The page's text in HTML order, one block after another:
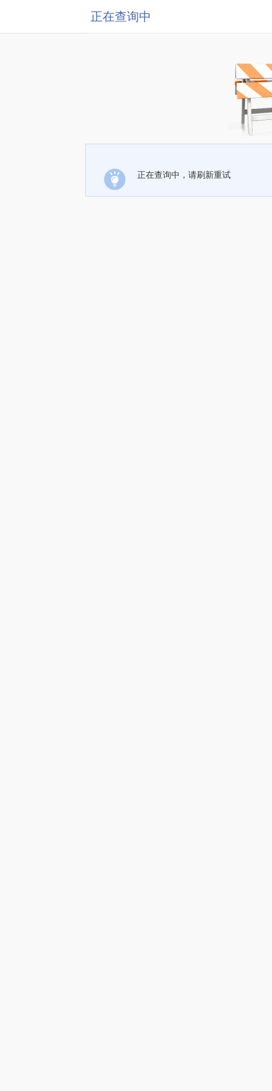
正在查询中
正在查询中，请刷新重试